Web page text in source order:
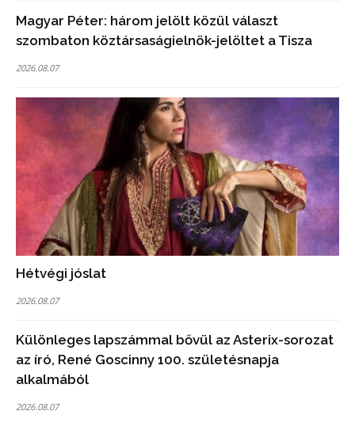
Magyar Péter: három jelölt közül választ
szombaton köztársaságielnök-jelöltet a Tisza
2026.08.07
Hétvégi jóslat
2026.08.07
Különleges lapszámmal bővül az Asterix-sorozat
az író, René Goscinny 100. születésnapja
alkalmából
2026.08.07